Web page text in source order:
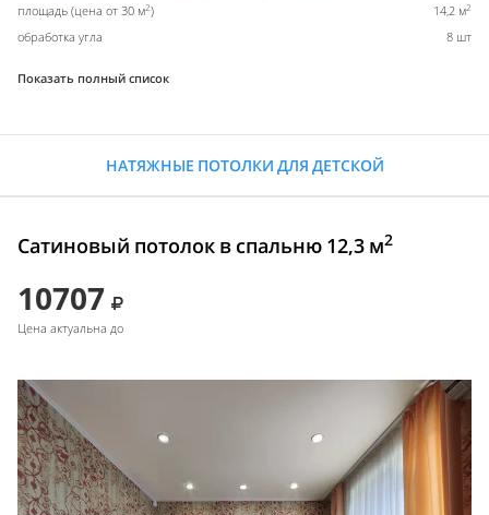
площадь (цена от 30 м2) 14,2 м2
обработка угла 8 шт
Показать полный список
НАТЯЖНЫЕ ПОТОЛКИ ДЛЯ ДЕТСКОЙ
Сатиновый потолок в спальню 12,3 м2
10707
Цена актуальна до